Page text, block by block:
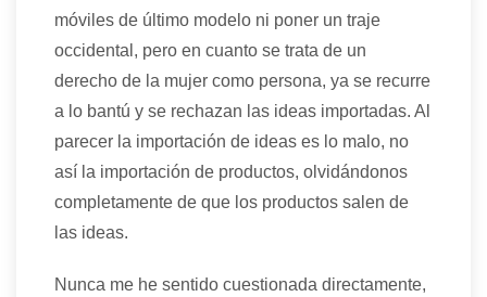
móviles de último modelo ni poner un traje
occidental, pero en cuanto se trata de un
derecho de la mujer como persona, ya se recurre
a lo bantú y se rechazan las ideas importadas. Al
parecer la importación de ideas es lo malo, no
así la importación de productos, olvidándonos
completamente de que los productos salen de
las ideas.
Nunca me he sentido cuestionada directamente,